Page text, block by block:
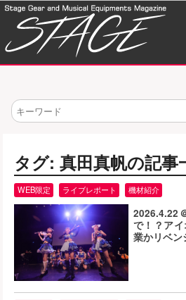
タグ: 真田真帆の記事
2026.4.22
で！？ア
業かリベン
WEB限定 ライブレポート 機材紹介